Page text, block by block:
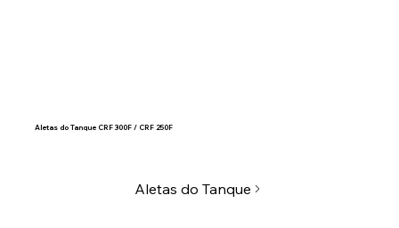
Aletas do Tanque CRF 300F / CRF 250F
Aletas do Tanque